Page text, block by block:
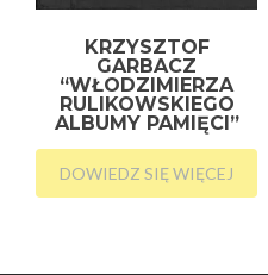
KRZYSZTOF
GARBACZ
“WŁODZIMIERZA
RULIKOWSKIEGO
ALBUMY PAMIĘCI”
DOWIEDZ SIĘ WIĘCEJ